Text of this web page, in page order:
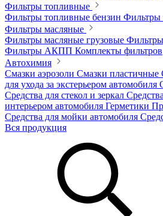
Фильтры топливные
Фильтры топливные бензин Фильтры
Фильтры масляные
Фильтры масляные грузовые
Фильтры АКПП Комплекты фильтров
Автохимия
Смазки аэрозоли Смазки пластичные
для ухода за экстерьером автомобиля
Средства для стекол и зеркал
интерьером автомобиля Герметики
Средства для мойки автомобиля
Вся продукция